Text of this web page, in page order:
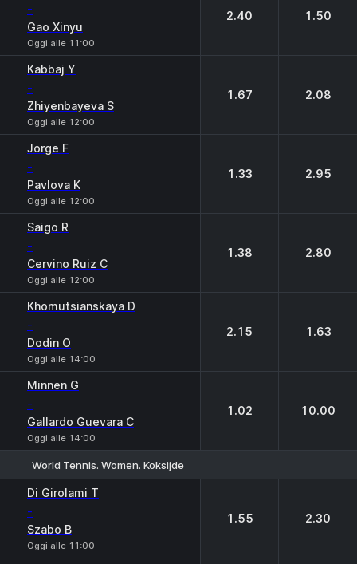
-
Gao Xinyu
Oggi alle 11:00
2.40 1.50
Kabbaj Y
-
Zhiyenbayeva S
Oggi alle 12:00
1.67 2.08
Jorge F
-
Pavlova K
Oggi alle 12:00
1.33 2.95
Saigo R
-
Cervino Ruiz C
Oggi alle 12:00
1.38 2.80
Khomutsianskaya D
-
Dodin O
Oggi alle 14:00
2.15 1.63
Minnen G
-
Gallardo Guevara C
Oggi alle 14:00
1.02 10.00
World Tennis. Women. Koksijde
Di Girolami T
-
Szabo B
Oggi alle 11:00
1.55 2.30